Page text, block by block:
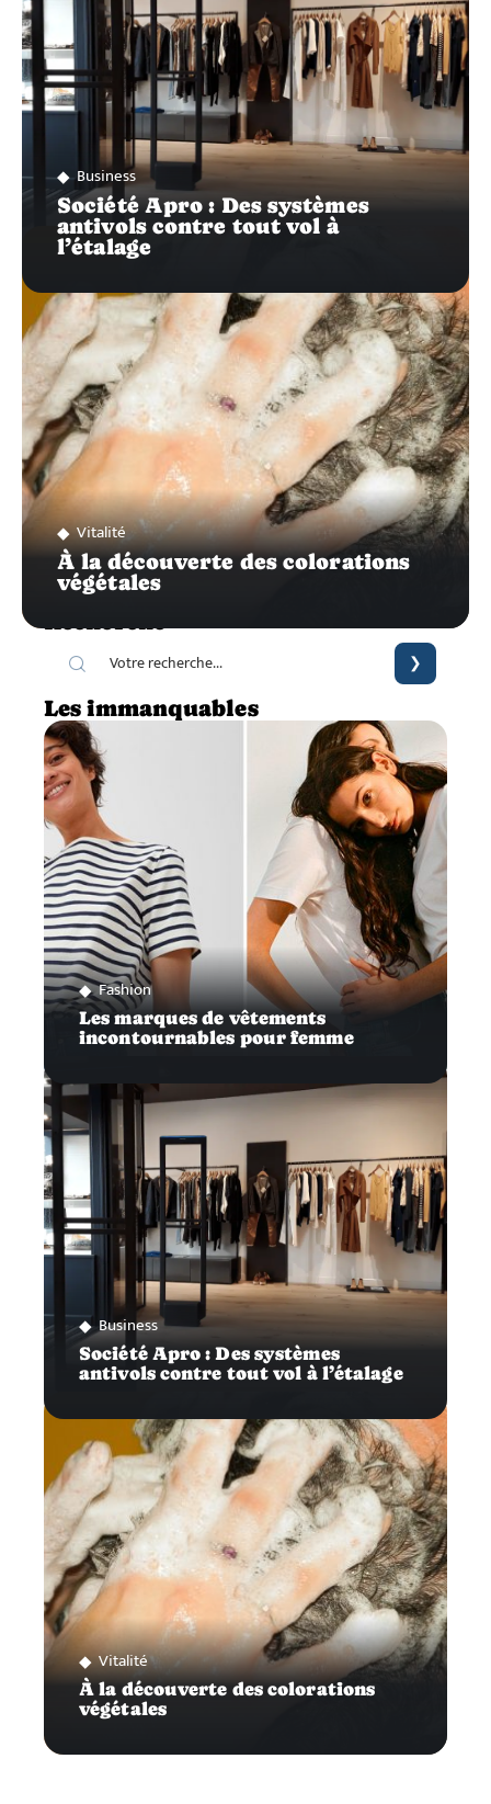
Business
Société Apro : Des systèmes
antivols contre tout vol à
l’étalage
Vitalité
À la découverte des colorations
végétales
Recherche
Les immanquables
Fashion
Les marques de vêtements
incontournables pour femme
Business
Société Apro : Des systèmes
antivols contre tout vol à l’étalage
Vitalité
À la découverte des colorations
végétales